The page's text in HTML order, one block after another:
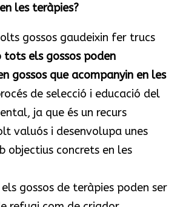
les teràpies?
gossos gaudeixin fer trucs
tots els gossos poden
gossos que acompanyin en les
de selecció i educació del
ja que és un recurs
valuós i desenvolupa unes
objectius concrets en les
gossos de teràpies poden ser